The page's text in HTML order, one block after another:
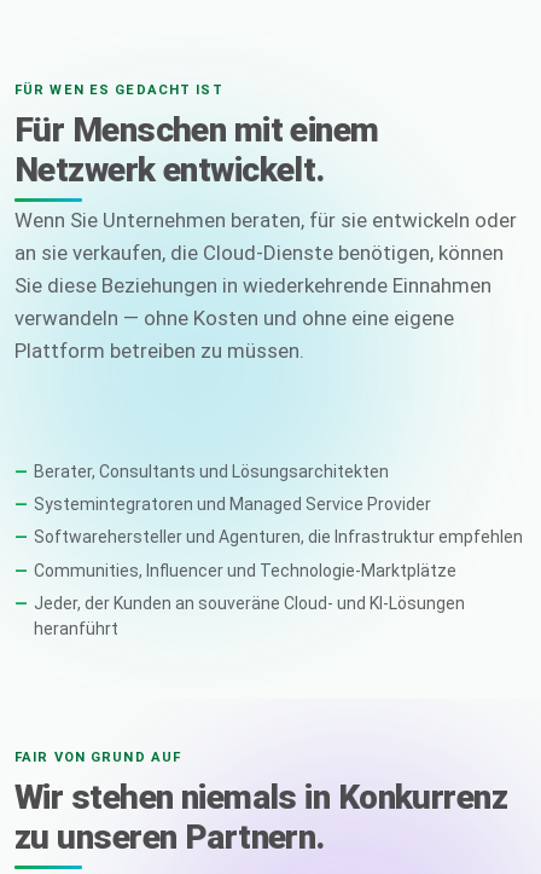
FÜR WEN ES GEDACHT IST
Für Menschen mit einem
Netzwerk entwickelt.
Wenn Sie Unternehmen beraten, für sie entwickeln oder
an sie verkaufen, die Cloud-Dienste benötigen, können
Sie diese Beziehungen in wiederkehrende Einnahmen
verwandeln — ohne Kosten und ohne eine eigene
Plattform betreiben zu müssen.
Berater, Consultants und Lösungsarchitekten
Systemintegratoren und Managed Service Provider
Softwarehersteller und Agenturen, die Infrastruktur empfehlen
Communities, Influencer und Technologie-Marktplätze
Jeder, der Kunden an souveräne Cloud- und KI-Lösungen
heranführt
FAIR VON GRUND AUF
Wir stehen niemals in Konkurrenz
zu unseren Partnern.